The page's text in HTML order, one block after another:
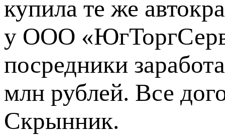
купила те же
у ООО
посредники
млн рублей. Все
Скрынник.